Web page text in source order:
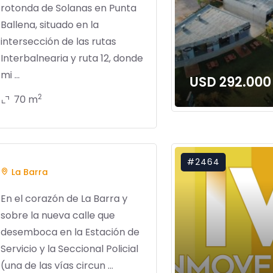
rotonda de Solanas en Punta
Ballena, situado en la
intersección de las rutas
Interbalnearia y ruta 12, donde
mi ...
70 m2
USD 292.000
La Barra
En el corazón de La Barra y
sobre la nueva calle que
desemboca en la Estación de
Servicio y la Seccional Policial
(una de las vías circun ...
#2464